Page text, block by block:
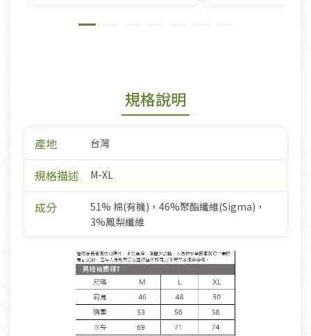
規格說明
產地 台灣
規格描述 M-XL
成分
51% 棉(有機)，46%聚酯纖維(Sigma)，
3%鳳梨纖維